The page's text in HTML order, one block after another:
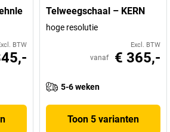
BTW
Telweegschaal – KERN
hoge resolutie
Excl. BTW
vanaf € 365,-
5-6 weken
Toon 5 varianten